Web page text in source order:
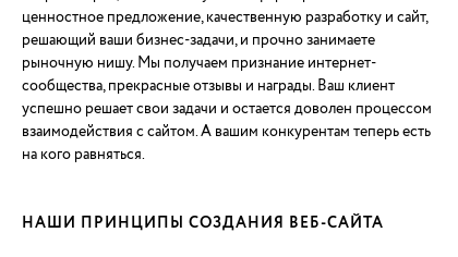
ценностное предложение, качественную разработку и сайт,
решающий ваши бизнес-задачи, и прочно занимаете
рыночную нишу. Мы получаем признание интернет-
сообщества, прекрасные отзывы и награды. Ваш клиент
успешно решает свои задачи и остается доволен процессом
взаимодействия с сайтом. А вашим конкурентам теперь есть
на кого равняться.
НАШИ ПРИНЦИПЫ СОЗДАНИЯ ВЕБ-САЙТА